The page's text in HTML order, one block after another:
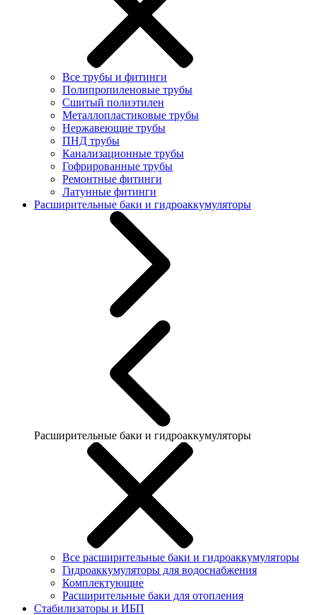
Все трубы и фитинги
Полипропиленовые трубы
Сшитый полиэтилен
Металлопластиковые трубы
Нержавеющие трубы
ПНД трубы
Канализационные трубы
Гофрированные трубы
Ремонтные фитинги
Латунные фитинги
Расширительные баки и гидроаккумуляторы
Расширительные баки и гидроаккумуляторы
Все расширительные баки и гидроаккумуляторы
Гидроаккумуляторы для водоснабжения
Комплектующие
Расширительные баки для отопления
Стабилизаторы и ИБП